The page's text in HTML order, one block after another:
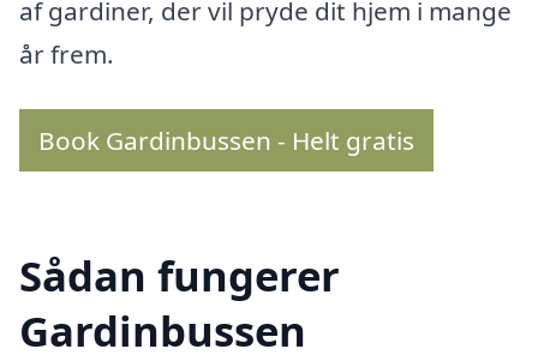
af gardiner, der vil pryde dit hjem i mange
år frem.
Book Gardinbussen - Helt gratis
Sådan fungerer
Gardinbussen